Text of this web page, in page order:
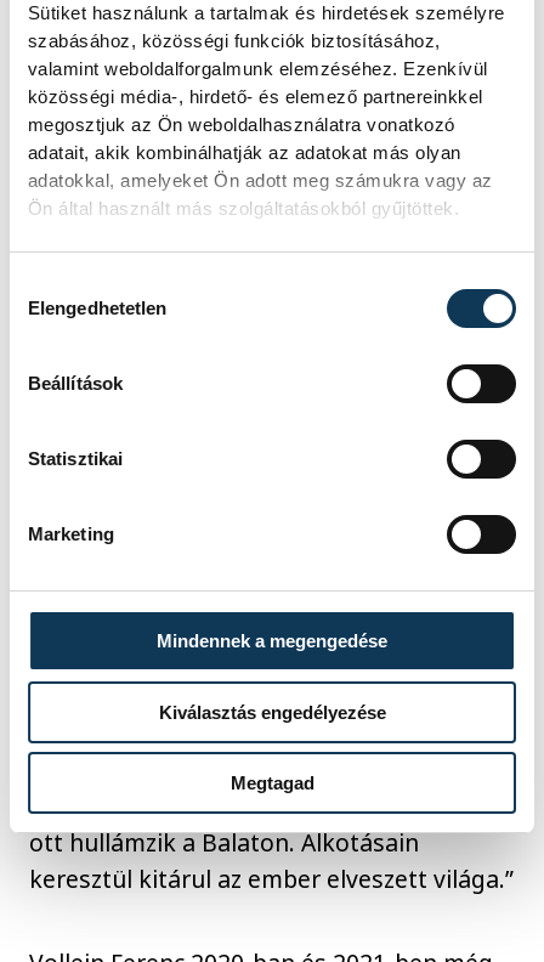
Sütiket használunk a tartalmak és hirdetések személyre
szabásához, közösségi funkciók biztosításához,
valamint weboldalforgalmunk elemzéséhez. Ezenkívül
közösségi média-, hirdető- és elemező partnereinkkel
megosztjuk az Ön weboldalhasználatra vonatkozó
adatait, akik kombinálhatják az adatokat más olyan
adatokkal, amelyeket Ön adott meg számukra vagy az
Ön által használt más szolgáltatásokból gyűjtöttek.
Elengedhetetlen
Beállítások
Statisztikai
Marketing
Mindennek a megengedése
Kiválasztás engedélyezése
Megtagad
Zoltánországgyűlési képviselő volt, aki azt
mondta, büszke arra, hogy az általa
képviselt badacsonyi térség művésze a
megyeszékhelyen mutatkozhat be. - A
képeket nézve megismerhetjük a művészt,
de ha jobban megnézzük őket, rájöhetünk,
hogy a művész ugyanazt a világot, de
nagyon máshogy látja. Ferenc észreveszi
azt is a világban, amit a mi szemünk nem
színházigazgató kiemelte,
hogy a vízkeresztkor megnyitott kiállítás
különösen öröm két előadás közt, hisz
számos szín költözik a teátrumba. Vollein
Ferenc festményei által „felemelkedhetünk
a művészet magaslataiba”-fogalmazott.
Vollein Ferenc mentora Szemes Péter
irodalomtörténész és esztéta, aki a hétfői
megnyitón Egry Józsefhez és Udvardi
Erzsébethez hasonlította a fiatal művészt.
„Nem csak a vásznon, hanem lelkében is
ott hullámzik a Balaton. Alkotásain
keresztül kitárul az ember elveszett világa.”